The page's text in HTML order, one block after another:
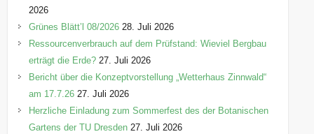
e
n
2026
Grünes Blätt’l 08/2026 28. Juli 2026
Ressourcenverbrauch auf dem Prüfstand: Wieviel Bergbau
erträgt die Erde? 27. Juli 2026
Bericht über die Konzeptvorstellung „Wetterhaus Zinnwald“
am 17.7.26 27. Juli 2026
Herzliche Einladung zum Sommerfest des der Botanischen
Gartens der TU Dresden 27. Juli 2026